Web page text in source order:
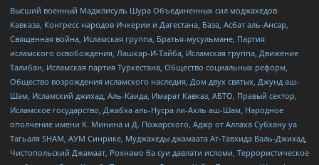
Высший военный Маджлисуль Шура Объединенных сил моджахедов
Кавказа, Конгресс народов Ичкерии и Дагестана, База, Асбат аль-Ансар,
Священная война, Исламская группа, Братья-мусульмане, Партия
исламского освобождения, Лашкар-И-Тайба, Исламская группа, Движение
Талибан, Исламская партия Туркестана, Общество социальных реформ,
Общество возрождения исламского наследия, Дом двух святых, Джунд аш-
Шам, Исламский джихад, Аль-Каида, Имарат Кавказ, АБТО, Правый сектор,
Исламское государство, Джабха аль-Нусра ли-Ахль аш-Шам, Народное
ополчение имени К. Минина и Д. Пожарского, Аджр от Аллаха Субхану уа
Тагьаля SHAM, АУМ Синрике, Муджахеды джамаата Ат-Тавхида Валь-Джихад,
Чистопольский Джамаат, Рохнамо ба суи давлати исломи, Террористическое